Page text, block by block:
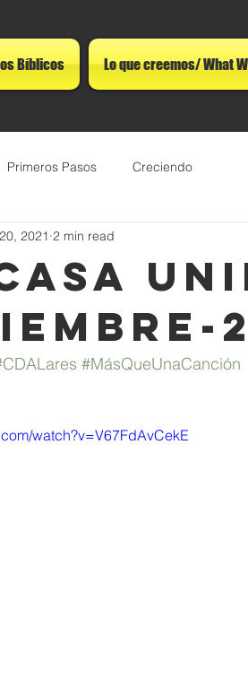
Bíblicos Lo que creemos/ What
Primeros Pasos Creciendo
2021 2 min read
#MásQueUnaCanción
watch?v=V67FdAvCekE